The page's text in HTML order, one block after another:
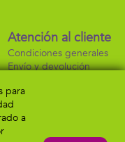
Atención al cliente
Condiciones generales
Envío y devolución
para
a